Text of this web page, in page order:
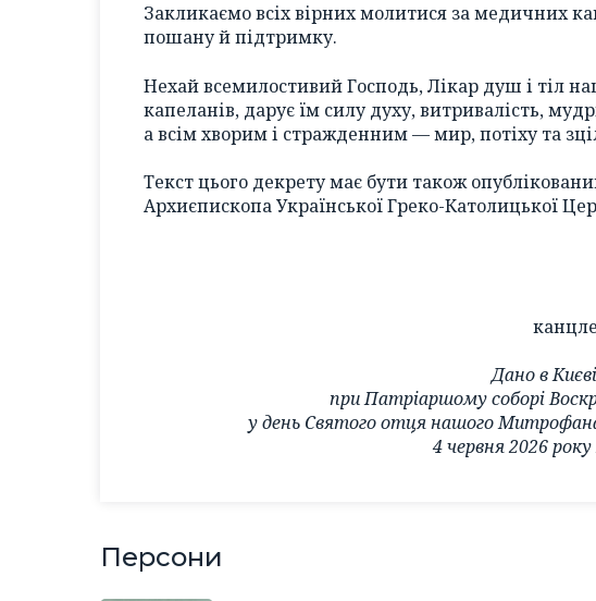
Закликаємо всіх вірних молитися за медичних
пошану й підтримку.
Нехай всемилостивий Господь, Лікар душ і тіл
капеланів, дарує їм силу духу, витривалість,
а всім хворим і стражденним — мир, потіху та
Текст цього декрету має бути також
Архиєпископа Української Греко-Католицької
Дано в
при Патріаршому соборі
у день Святого отця нашого
4 червня 2026
Персони